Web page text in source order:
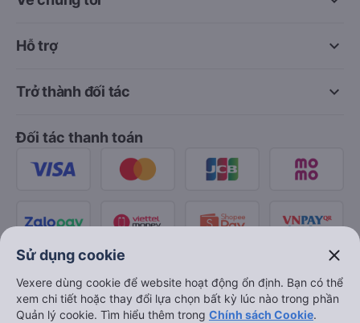
keyboard_arrow_down
Hỗ trợ
keyboard_arrow_down
Trở thành đối tác
Đối tác thanh toán
Sử dụng cookie close
Vexere dùng cookie để website hoạt động ổn định. Bạn có thể
xem chi tiết hoặc thay đổi lựa chọn bất kỳ lúc nào trong phần
Quản lý cookie. Tìm hiểu thêm trong Chính sách Cookie.